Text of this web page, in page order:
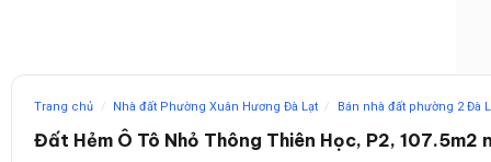
Trang chủ / Nhà đất Phường Xuân Hương Đà Lạt / Bán nhà đất phường 2 Đà
Đất Hẻm Ô Tô Nhỏ Thông Thiên Học, P2, 107.5m2